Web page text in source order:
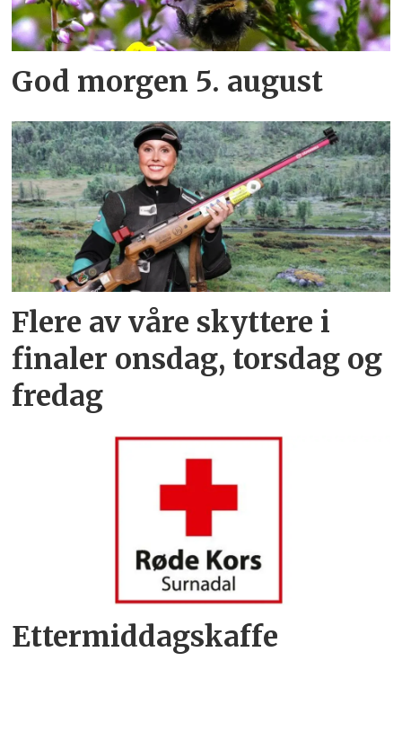
God morgen 5. august
Flere av våre skyttere i
finaler onsdag, torsdag og
fredag
Ettermiddagskaffe